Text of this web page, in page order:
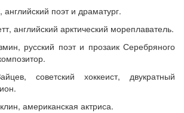
поэт и драматург.
английский арктический мореплаватель.
русский поэт и прозаик Серебряного
советский хоккеист, двукратный
американская актриса.